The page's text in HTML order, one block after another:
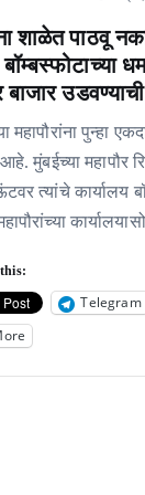
शाळेत पाठवू
बॉम्बस्फोटाच्या
महापौरांना पुन्हा
मुंबईच्या महापौर
त्यांचे कार्यालय
Telegram